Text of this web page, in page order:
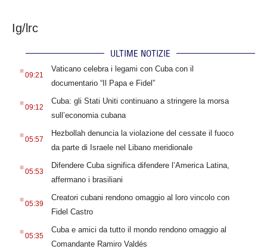
Ig/lrc
ULTIME NOTIZIE
.09:21
Vaticano celebra i legami con Cuba con il
documentario “Il Papa e Fidel”
.09:12
Cuba: gli Stati Uniti continuano a stringere la morsa
sull’economia cubana
.05:57
Hezbollah denuncia la violazione del cessate il fuoco
da parte di Israele nel Libano meridionale
.05:53
Difendere Cuba significa difendere l’America Latina,
affermano i brasiliani
.05:39
Creatori cubani rendono omaggio al loro vincolo con
Fidel Castro
.05:35
Cuba e amici da tutto il mondo rendono omaggio al
Comandante Ramiro Valdés